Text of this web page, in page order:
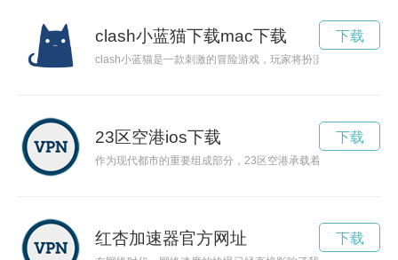
clash小蓝猫下载mac下载
clash小蓝猫是一款刺激的冒险游戏，玩家将扮演一只可爱的小
下载
23区空港ios下载
作为现代都市的重要组成部分，23区空港承载着众多旅客和货
下载
红杏加速器官方网址 下载